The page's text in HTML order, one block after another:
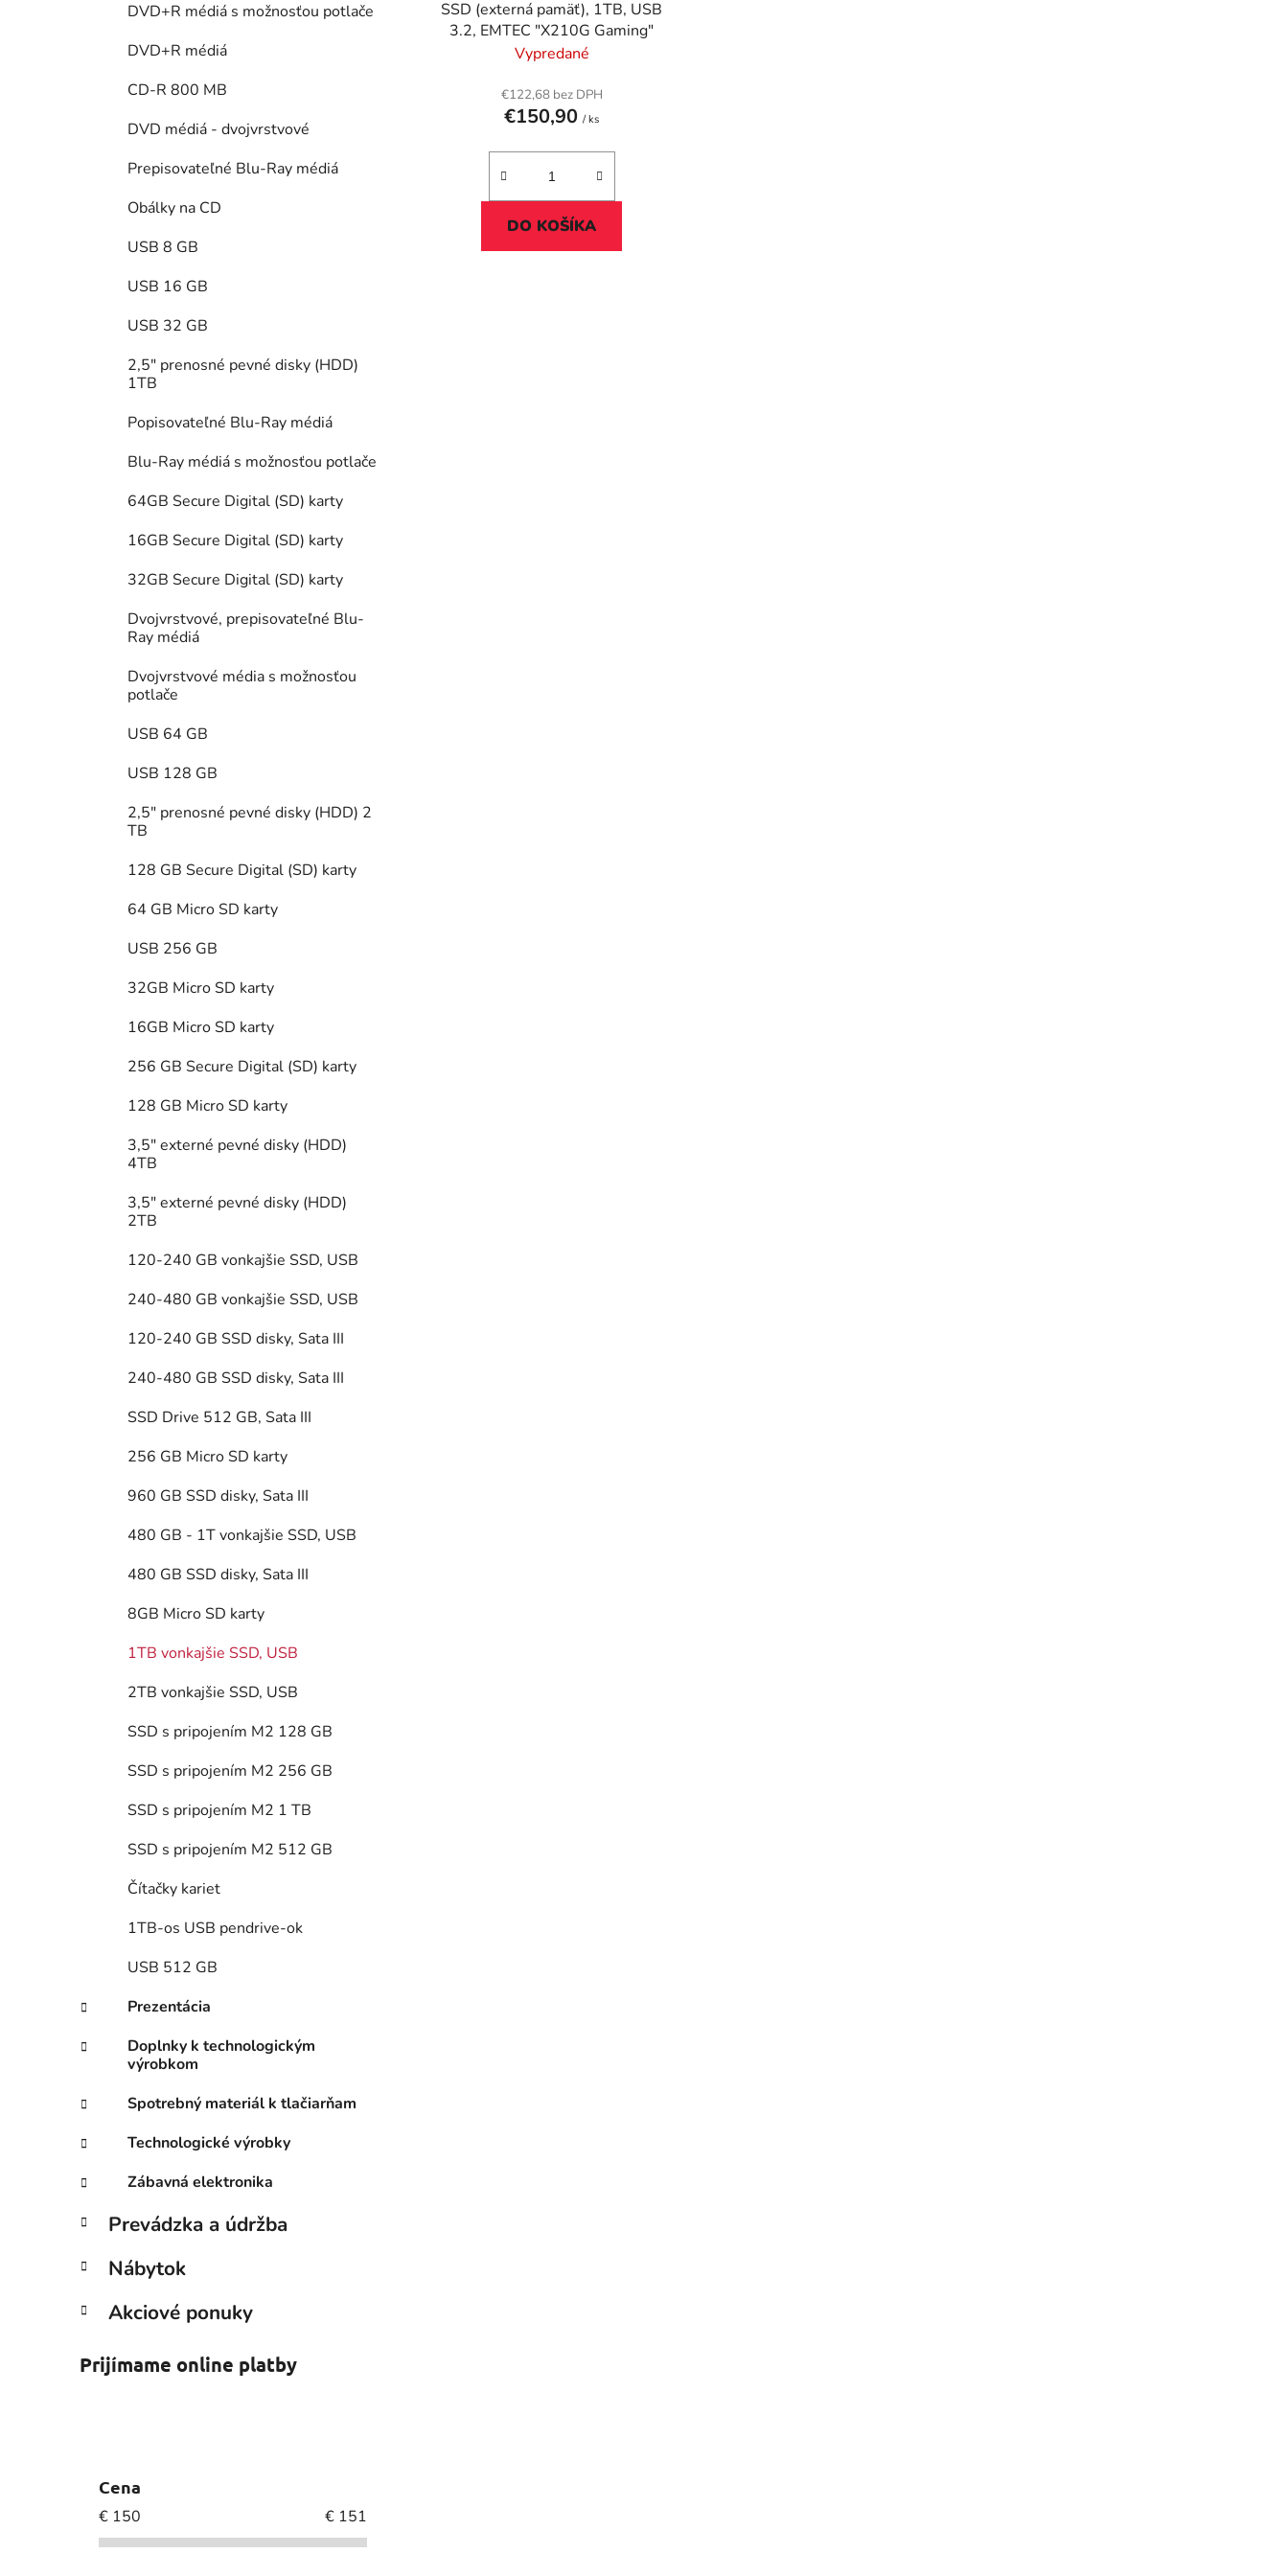
DVD+R médiá s možnosťou potlače
DVD+R médiá
CD-R 800 MB
DVD médiá - dvojvrstvové
Prepisovateľné Blu-Ray médiá
Obálky na CD
USB 8 GB
USB 16 GB
USB 32 GB
2,5" prenosné pevné disky (HDD)
1TB
Popisovateľné Blu-Ray médiá
Blu-Ray médiá s možnosťou potlače
64GB Secure Digital (SD) karty
16GB Secure Digital (SD) karty
32GB Secure Digital (SD) karty
Dvojvrstvové, prepisovateľné Blu-
Ray médiá
Dvojvrstvové média s možnosťou
potlače
USB 64 GB
USB 128 GB
2,5" prenosné pevné disky (HDD) 2
TB
128 GB Secure Digital (SD) karty
64 GB Micro SD karty
USB 256 GB
32GB Micro SD karty
16GB Micro SD karty
256 GB Secure Digital (SD) karty
128 GB Micro SD karty
3,5" externé pevné disky (HDD)
4TB
3,5" externé pevné disky (HDD)
2TB
120-240 GB vonkajšie SSD, USB
240-480 GB vonkajšie SSD, USB
120-240 GB SSD disky, Sata III
240-480 GB SSD disky, Sata III
SSD Drive 512 GB, Sata III
256 GB Micro SD karty
960 GB SSD disky, Sata III
480 GB - 1T vonkajšie SSD, USB
480 GB SSD disky, Sata III
8GB Micro SD karty
1TB vonkajšie SSD, USB
2TB vonkajšie SSD, USB
SSD s pripojením M2 128 GB
SSD s pripojením M2 256 GB
SSD s pripojením M2 1 TB
SSD s pripojením M2 512 GB
Čítačky kariet
1TB-os USB pendrive-ok
USB 512 GB
Prezentácia
Doplnky k technologickým
výrobkom
Spotrebný materiál k tlačiarňam
Technologické výrobky
Zábavná elektronika
Prevádzka a údržba
Nábytok
Akciové ponuky
Prijímame online platby
Cena
€ 150 € 151
SSD (externá pamäť), 1TB, USB
3.2, EMTEC "X210G Gaming"
Vypredané
€122,68 bez DPH
€150,90/ ks
DO KOŠÍKA